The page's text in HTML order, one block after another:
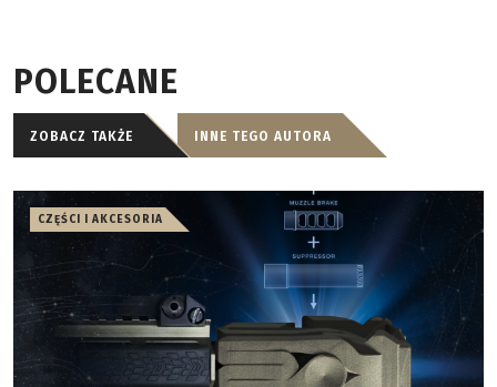
POLECANE
ZOBACZ TAKŻE INNE TEGO AUTORA
CZĘŚCI I AKCESORIA